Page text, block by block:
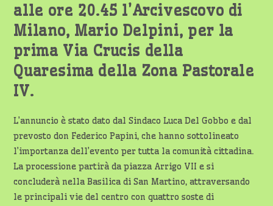
alle ore 20.45 l’Arcivescovo di
Milano, Mario Delpini, per la
prima Via Crucis della
Quaresima della Zona Pastorale
IV.
L’annuncio è stato dato dal Sindaco Luca Del Gobbo e dal
prevosto don Federico Papini, che hanno sottolineato
l’importanza dell’evento per tutta la comunità cittadina.
La processione partirà da piazza Arrigo VII e si
concluderà nella Basilica di San Martino, attraversando
le principali vie del centro con quattro soste di